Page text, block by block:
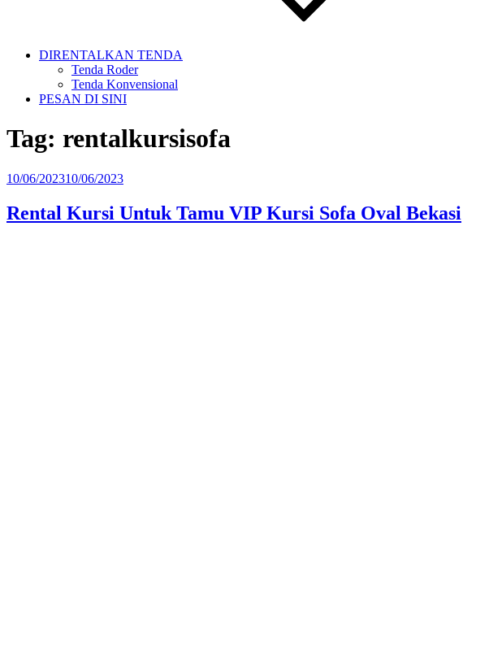
DIRENTALKAN TENDA
Tenda Roder
Tenda Konvensional
PESAN DI SINI
Tag: rentalkursisofa
Diposkan
10/06/202310/06/2023
Rental Kursi Untuk Tamu VIP Kursi Sofa Oval Bekasi